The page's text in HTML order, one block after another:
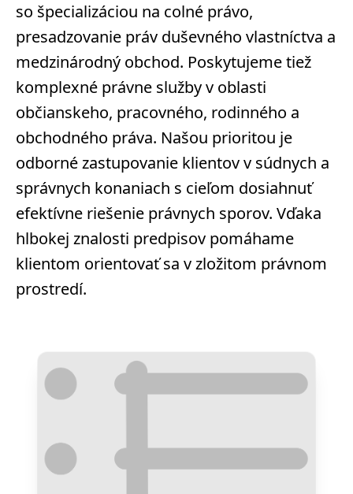
so špecializáciou na colné právo,
presadzovanie práv duševného vlastníctva a
medzinárodný obchod. Poskytujeme tiež
komplexné právne služby v oblasti
občianskeho, pracovného, rodinného a
obchodného práva. Našou prioritou je
odborné zastupovanie klientov v súdnych a
správnych konaniach s cieľom dosiahnuť
efektívne riešenie právnych sporov. Vďaka
hlbokej znalosti predpisov pomáhame
klientom orientovať sa v zložitom právnom
prostredí.